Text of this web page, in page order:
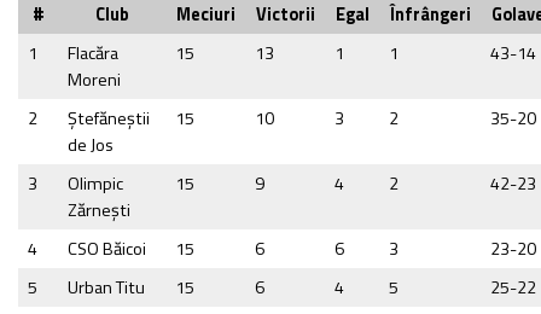
# Club Meciuri Victorii Egal Înfrângeri
1
Flacăra
Moreni
15 13 1 1 43-14
2
Ştefăneştii
de Jos
15 10 3 2 35-20
3
Olimpic
Zărneşti
15 9 4 2 42-23
4 CSO Băicoi 15 6 6 3
23-20
5
Urban Titu 15 6 4 5
25-22